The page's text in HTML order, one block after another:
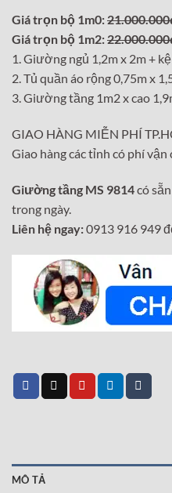
Giá trọn bộ 1m0:
Giá trọn bộ 1m2:
1. Giường ngủ 1,2m x 2m +
2. Tủ quần áo rộng 0,75m x
3. Giường tầng 1m2 x cao
GIAO HÀNG MIỄN PHÍ
Giao hàng các tỉnh có phí vận
Giường tầng MS 9814có
trong ngày.
Liên hệ ngay:0913 916 949
MÔ TẢ